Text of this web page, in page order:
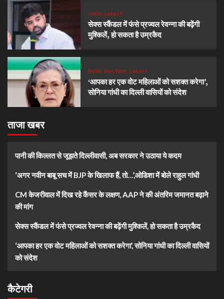
India Latest
सेक्स स्कैंडल में फंसे प्रज्वल रेवन्ना की बढ़ेंगी
मुश्किलें, हो सकता है उम्रकैद
Delhi Election Latest
‘आपका हर एक वोट महिलाओं को सशक्त करेगा’,
सोनिया गांधी का दिल्ली वासियों को संदेश
ताजा खबर
पानी की किल्लत से जूझते दिल्लीवासी, अब सरकार ने उठाया ये कदम
‘अगर नवीन बाबू सच में BJP के खिलाफ हैं, तो…’,ओडिशा में बोले राहुल गांधी
CM केजरीवाल में दिख रहे कैंसर के लक्षण, AAP ने की अंतरिम जमानत बढ़ाने
की मांग
सेक्स स्कैंडल में फंसे प्रज्वल रेवन्ना की बढ़ेंगी मुश्किलें, हो सकता है उम्रकैद
‘आपका हर एक वोट महिलाओं को सशक्त करेगा’, सोनिया गांधी का दिल्ली वासियों
को संदेश
कैटेगरी